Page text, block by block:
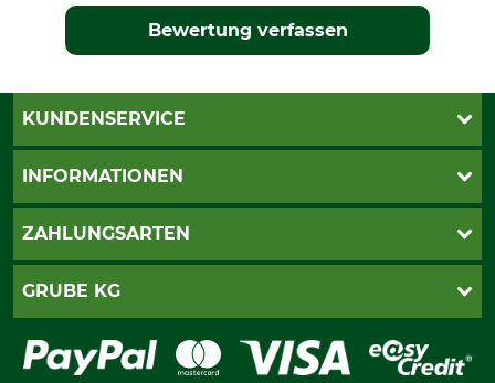
Bewertung verfassen
KUNDENSERVICE
Live-Shopping
Seilwindenprüfung
Cookie-Einstellungen
INFORMATIONEN
AGB
Bestellung widerrufen
ZAHLUNGSARTEN
PayPal
Bankeinzug
Ratenkauf
GRUBE KG
Leitbild
Karriere